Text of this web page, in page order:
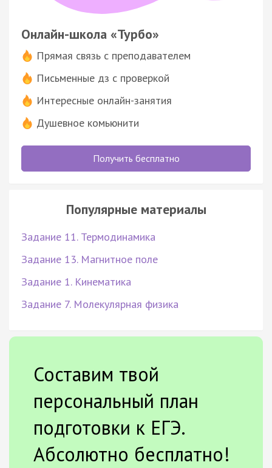
Онлайн-школа «Турбо»
Прямая связь с преподавателем
Письменные дз с проверкой
Интересные онлайн-занятия
Душевное комьюнити
Получить бесплатно
Популярные материалы
Задание 11. Термодинамика
Задание 13. Магнитное поле
Задание 1. Кинематика
Задание 7. Молекулярная физика
Составим твой
персональный план
подготовки к ЕГЭ.
Абсолютно бесплатно!